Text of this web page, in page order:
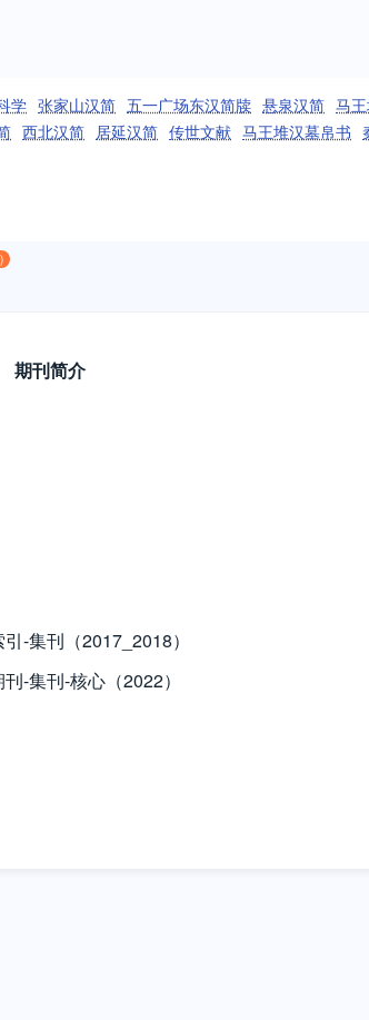
学 张家山汉简 五一广场东汉简牍 悬泉汉简 马
西北汉简 居延汉简 传世文献 马王堆汉墓帛书
期刊简介
-集刊（2017_2018）
-集刊-核心（2022）